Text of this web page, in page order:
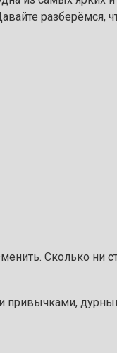
разберёмся,
Сколько ни
привычками,